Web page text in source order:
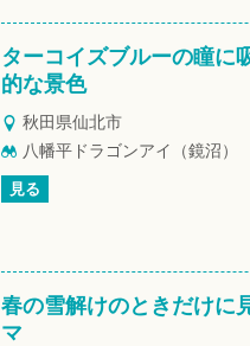
ターコイズブルーの瞳に
的な景色
秋田県仙北市
八幡平ドラゴンアイ（鏡沼）
見る
春の雪解けのときだけに
マ